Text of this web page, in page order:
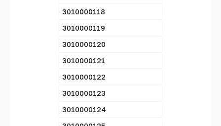
3010000118
3010000119
3010000120
3010000121
3010000122
3010000123
3010000124